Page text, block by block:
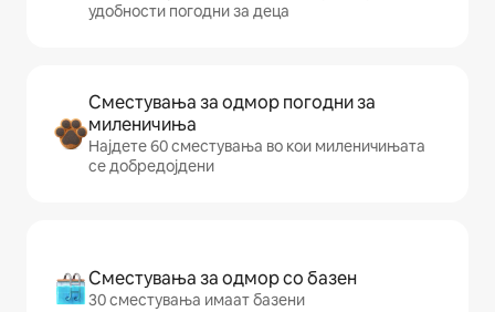
удобности погодни за деца
Сместувања за одмор погодни за
миленичиња
Најдете 60 сместувања во кои миленичињата
се добредојдени
Сместувања за одмор со базен
30 сместувања имаат базени